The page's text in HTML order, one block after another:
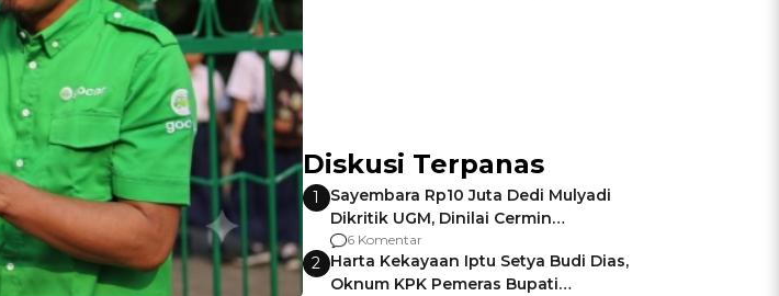
Diskusi Terpanas
1
Sayembara Rp10 Juta Dedi Mulyadi
Dikritik UGM, Dinilai Cermin
Gagalnya Negara Jamin Keamanan
6 Komentar
2 Harta Kekayaan Iptu Setya Budi Dias,
Oknum KPK Pemeras Bupati